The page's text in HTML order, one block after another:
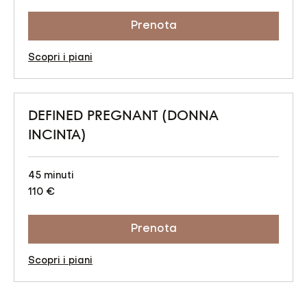
Prenota
Scopri i piani
DEFINED PREGNANT (DONNA
INCINTA)
45 minuti
110
euro
110 €
Prenota
Scopri i piani